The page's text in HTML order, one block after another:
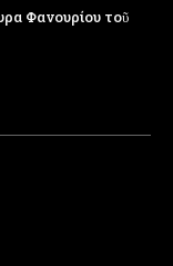
Φανουρίου τοῦ